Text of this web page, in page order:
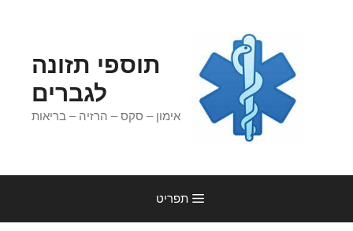
תוספי תזונה
לגברים
אימון – סקס – הרזיה – בריאות
תפריט